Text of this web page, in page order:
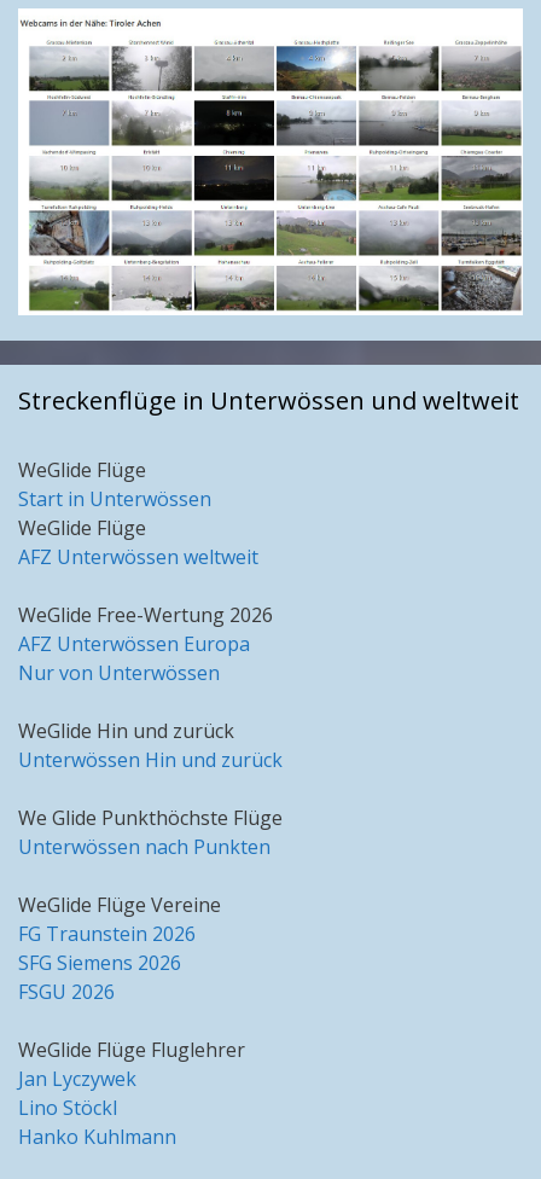
Streckenflüge in Unterwössen und weltweit
WeGlide Flüge
Start in Unterwössen
WeGlide Flüge
AFZ Unterwössen weltweit
WeGlide Free-Wertung 2026
AFZ Unterwössen Europa
Nur von Unterwössen
WeGlide Hin und zurück
Unterwössen Hin und zurück
We Glide Punkthöchste Flüge
Unterwössen nach Punkten
WeGlide Flüge Vereine
FG Traunstein 2026
SFG Siemens 2026
FSGU 2026
WeGlide Flüge Fluglehrer
Jan Lyczywek
Lino Stöckl
Hanko Kuhlmann